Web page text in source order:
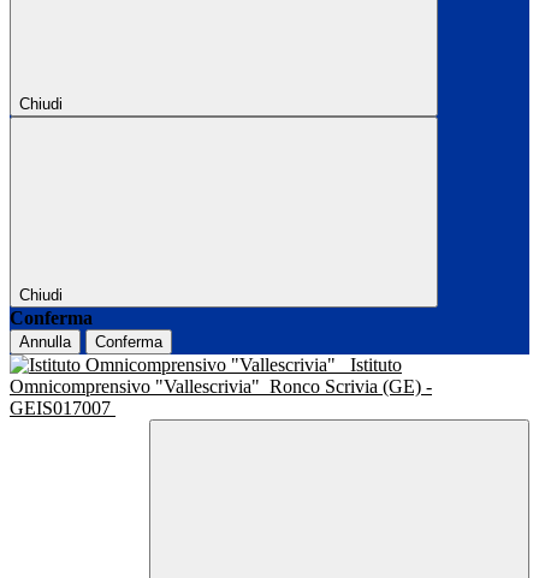
Chiudi
Chiudi
Conferma
Annulla Conferma
Istituto
Omnicomprensivo "Vallescrivia" Ronco Scrivia (GE) -
GEIS017007